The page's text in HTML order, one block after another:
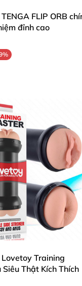
FLIP ORB
đỉnh cao
Lovetoy Training
Thật Kích Thích